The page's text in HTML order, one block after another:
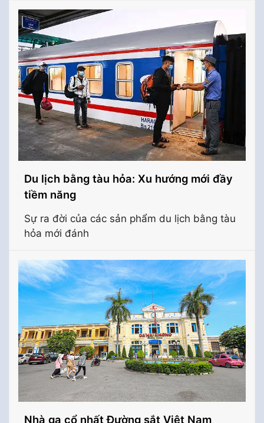
Du lịch bằng tàu hỏa: Xu hướng mới đầy
tiềm năng
Sự ra đời của các sản phẩm du lịch bằng tàu
hỏa mới đánh
Nhà ga cổ nhất Đường sắt Việt Nam